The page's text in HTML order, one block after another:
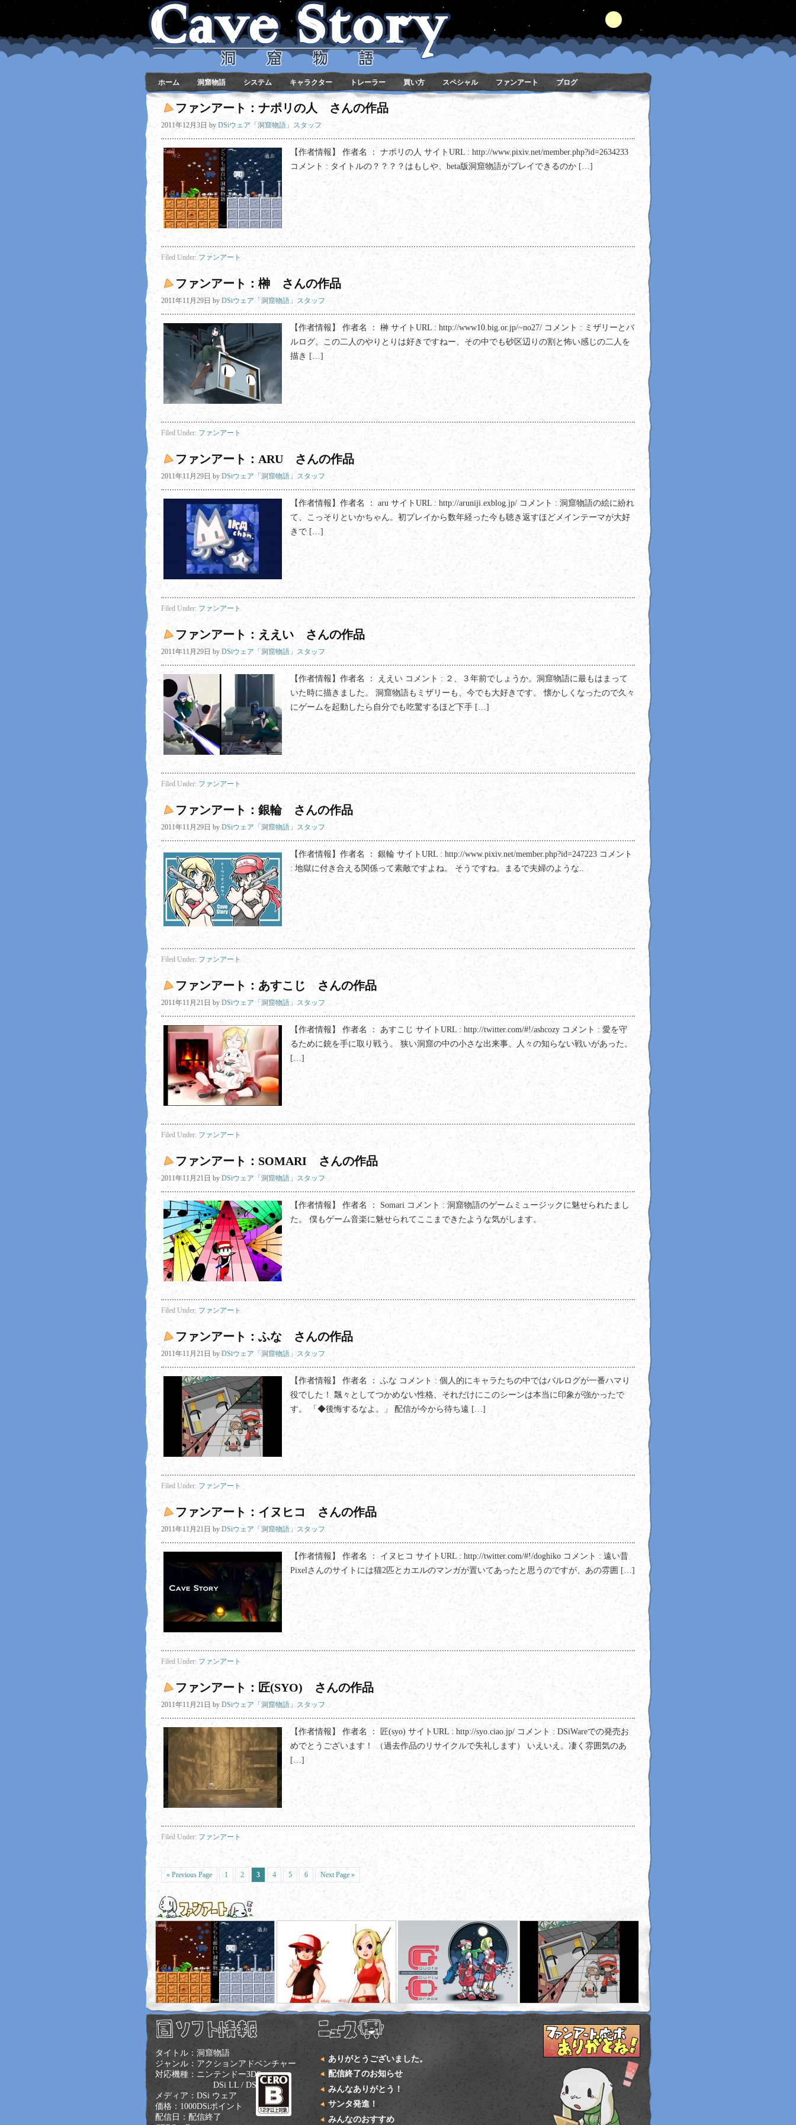
ホーム 洞窟物語 システム キャラクター トレーラー 買い方 スペシャル ファンアート ブログ
ファンアート：ナポリの人 さんの作品
2011年12月3日 by DSiウェア「洞窟物語」スタッフ
【作者情報】 作者名 ： ナポリの人 サイトURL : http://www.pixiv.net/member.php?id=2634233
コメント : タイトルの？？？？はもしや、beta版洞窟物語がプレイできるのか […]
Filed Under: ファンアート
ファンアート：榊 さんの作品
2011年11月29日 by DSiウェア「洞窟物語」スタッフ
【作者情報】 作者名 ： 榊 サイトURL : http://www10.big.or.jp/~no27/ コメント : ミザリーとバ
ルログ。この二人のやりとりは好きですねー、その中でも砂区辺りの割と怖い感じの二人を
描き […]
Filed Under: ファンアート
ファンアート：ARU さんの作品
2011年11月29日 by DSiウェア「洞窟物語」スタッフ
【作者情報】作者名 ： aru サイトURL : http://aruniji.exblog.jp/ コメント : 洞窟物語の絵に紛れ
て、こっそりといかちゃん。初プレイから数年経った今も聴き返すほどメインテーマが大好
きで […]
Filed Under: ファンアート
ファンアート：ええい さんの作品
2011年11月29日 by DSiウェア「洞窟物語」スタッフ
【作者情報】作者名 ： ええい コメント : ２、３年前でしょうか。洞窟物語に最もはまって
いた時に描きました。 洞窟物語もミザリーも、今でも大好きです。 懐かしくなったので久々
にゲームを起動したら自分でも吃驚するほど下手 […]
Filed Under: ファンアート
ファンアート：銀輪 さんの作品
2011年11月29日 by DSiウェア「洞窟物語」スタッフ
【作者情報】作者名 ： 銀輪 サイトURL : http://www.pixiv.net/member.php?id=247223 コメント
: 地獄に付き合える関係って素敵ですよね。 そうですね。まるで夫婦のような..
Filed Under: ファンアート
ファンアート：あすこじ さんの作品
2011年11月21日 by DSiウェア「洞窟物語」スタッフ
【作者情報】 作者名 ： あすこじ サイトURL : http://twitter.com/#!/ashcozy コメント : 愛を守
るために銃を手に取り戦う。 狭い洞窟の中の小さな出来事、人々の知らない戦いがあった。
[…]
Filed Under: ファンアート
ファンアート：SOMARI さんの作品
2011年11月21日 by DSiウェア「洞窟物語」スタッフ
【作者情報】 作者名 ： Somari コメント : 洞窟物語のゲームミュージックに魅せられたまし
た。 僕もゲーム音楽に魅せられてここまできたような気がします。
Filed Under: ファンアート
ファンアート：ふな さんの作品
2011年11月21日 by DSiウェア「洞窟物語」スタッフ
【作者情報】 作者名 ： ふな コメント : 個人的にキャラたちの中ではバルログが一番ハマり
役でした！ 飄々としてつかめない性格、それだけにこのシーンは本当に印象が強かったで
す。 「◆後悔するなよ。」 配信が今から待ち遠 […]
Filed Under: ファンアート
ファンアート：イヌヒコ さんの作品
2011年11月21日 by DSiウェア「洞窟物語」スタッフ
【作者情報】 作者名 ： イヌヒコ サイトURL : http://twitter.com/#!/doghiko コメント : 遠い昔
Pixelさんのサイトには猫2匹とカエルのマンガが置いてあったと思うのですが、あの雰囲 […]
Filed Under: ファンアート
ファンアート：匠(SYO) さんの作品
2011年11月21日 by DSiウェア「洞窟物語」スタッフ
【作者情報】 作者名 ： 匠(syo) サイトURL : http://syo.ciao.jp/ コメント : DSiWareでの発売お
めでとうございます！ （過去作品のリサイクルで失礼します） いえいえ。凄く雰囲気のあ
[…]
Filed Under: ファンアート
« Previous Page 1 2 3 4 5 6 Next Page »
タイトル：洞窟物語
ジャンル：アクションアドベンチャー
対応機種：ニンテンドー3DS
DSi LL / DSi
メディア：DSi ウェア
価格：1000DSiポイント
配信日：配信終了
ありがとうございました。
配信終了のお知らせ
みんなありがとう！
サンタ発進！
みんなのおすすめ